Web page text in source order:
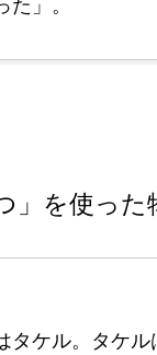
」。
」を使った
ケル。タケ